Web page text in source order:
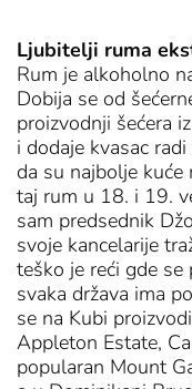
Ljubitelji ruma
Rum je alkoholno
Dobija se od
proizvodnji šećera
i dodaje kvasac
da su najbolje
taj rum u 18. i 19.
sam predsednik
svoje kancelarije
teško je reći gde
svaka država ima
se na Kubi
Appleton Estate,
popularan Mount